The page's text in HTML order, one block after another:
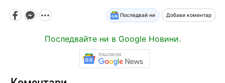
Последвай ни Добави коментар
Последвайте ни в Google Новини.